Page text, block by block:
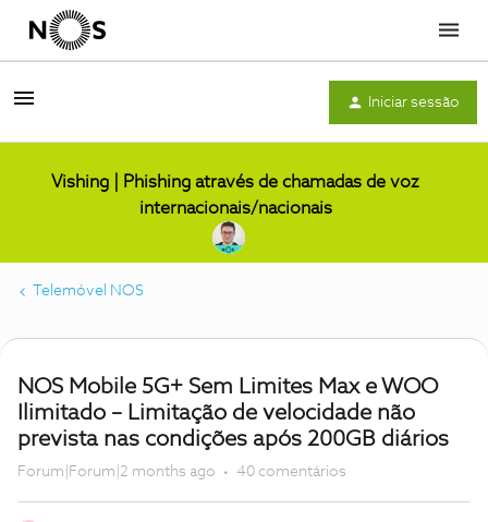
Menu
Iniciar sessão
Vishing | Phishing através de chamadas de voz
internacionais/nacionais
Telemóvel NOS
NOS Mobile 5G+ Sem Limites Max e WOO
Ilimitado – Limitação de velocidade não
prevista nas condições após 200GB diários
Forum|Forum|2 months ago 40 comentários